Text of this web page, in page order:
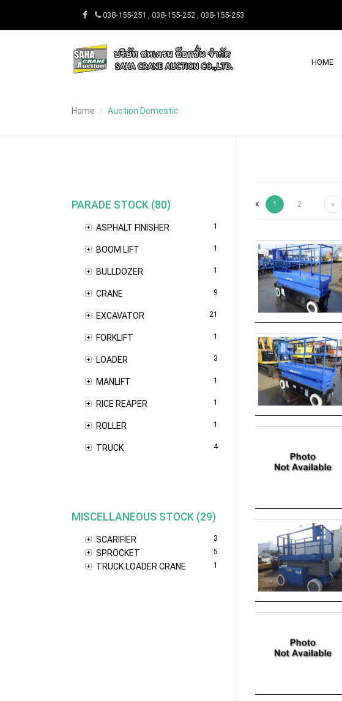
038-155-251 , 038-155-252 , 038-155-253
HOME
Home Auction Domestic
PARADE STOCK (80)
ASPHALT FINISHER 1
BOOM LIFT 1
BULLDOZER 1
CRANE 9
EXCAVATOR 21
FORKLIFT 1
LOADER 3
MANLIFT 1
RICE REAPER 1
ROLLER 1
TRUCK 4
MISCELLANEOUS STOCK (29)
SCARIFIER 3
SPROCKET 5
TRUCK LOADER CRANE 1
« 1 2 »